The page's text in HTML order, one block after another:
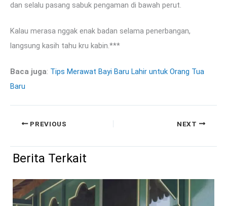
dan selalu pasang sabuk pengaman di bawah perut.
Kalau merasa nggak enak badan selama penerbangan,
langsung kasih tahu kru kabin.***
Baca juga: Tips Merawat Bayi Baru Lahir untuk Orang Tua
Baru
PREVIOUS NEXT
Berita Terkait